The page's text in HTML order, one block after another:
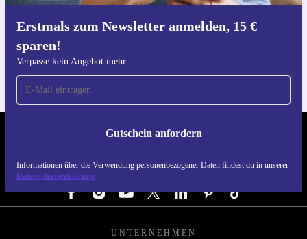
Erstmals zum Newsletter anmelden, 15 €
sparen!
Verpasse kein Angebot mehr
Gutschein anfordern
Informationen über die Verwendung personenbezogener Daten findest du in unserer
Datenschutzerklärung
Hol dir die refurbed-App
REFURBED DEUTSCHLAND - RETHINK NEW.
FOLGE UNS
UNTERNEHMEN